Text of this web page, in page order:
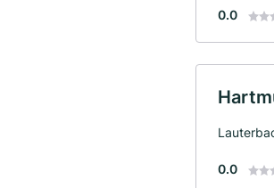
0.0
0.0